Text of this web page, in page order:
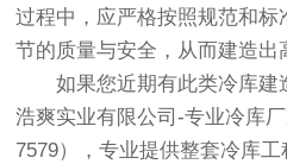
过程中，应严格按照规范和
节的质量与安全，从而建造出
如果您近期有此类冷库建
浩爽实业有限公司-专业冷库
7579）
，专业提供整套冷库